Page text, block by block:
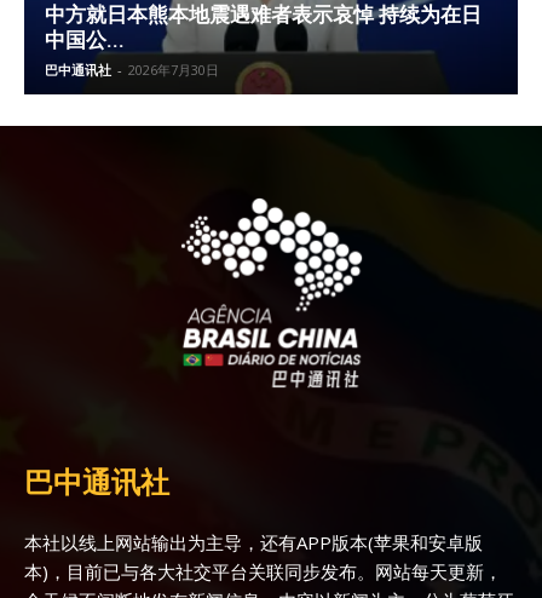
中方就日本熊本地震遇难者表示哀悼 持续为在日
中国公...
巴中通讯社 - 2026年7月30日
巴中通讯社
本社以线上网站输出为主导，还有APP版本(苹果和安卓版
本)，目前已与各大社交平台关联同步发布。网站每天更新，